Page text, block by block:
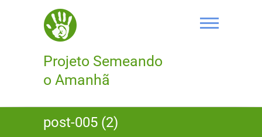
Projeto Semeando
o Amanhã
post-005 (2)